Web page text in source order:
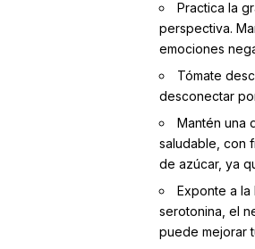
Practica la
perspectiva.
emociones
Tómate
desconectar
Mantén una
saludable, con
de azúcar, ya
Exponte a
serotonina, el
puede mejorar